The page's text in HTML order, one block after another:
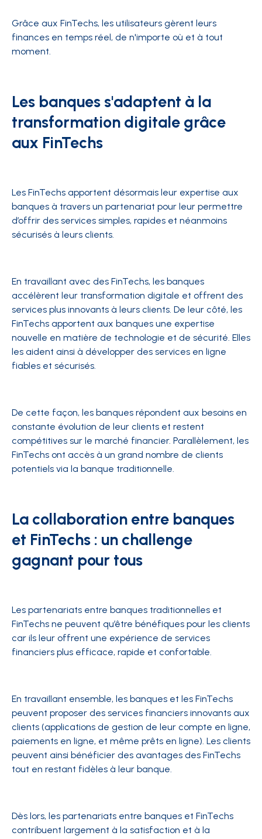
Grâce aux FinTechs, les utilisateurs gèrent leurs
finances en temps réel, de n'importe où et à tout
moment.
Les banques s'adaptent à la
transformation digitale grâce
aux FinTechs
Les FinTechs apportent désormais leur expertise aux
banques à travers un partenariat pour leur permettre
d’offrir des services simples, rapides et néanmoins
sécurisés à leurs clients.
En travaillant avec des FinTechs, les banques
accélèrent leur transformation digitale et offrent des
services plus innovants à leurs clients. De leur côté, les
FinTechs apportent aux banques une expertise
nouvelle en matière de technologie et de sécurité. Elles
les aident ainsi à développer des services en ligne
fiables et sécurisés.
De cette façon, les banques répondent aux besoins en
constante évolution de leur clients et restent
compétitives sur le marché financier. Parallèlement, les
FinTechs ont accès à un grand nombre de clients
potentiels via la banque traditionnelle.
La collaboration entre banques
et FinTechs : un challenge
gagnant pour tous
Les partenariats entre banques traditionnelles et
FinTechs ne peuvent qu’être bénéfiques pour les clients
car ils leur offrent une expérience de services
financiers plus efficace, rapide et confortable.
En travaillant ensemble, les banques et les FinTechs
peuvent proposer des services financiers innovants aux
clients (applications de gestion de leur compte en ligne,
paiements en ligne, et même prêts en ligne). Les clients
peuvent ainsi bénéficier des avantages des FinTechs
tout en restant fidèles à leur banque.
Dès lors, les partenariats entre banques et FinTechs
contribuent largement à la satisfaction et à la